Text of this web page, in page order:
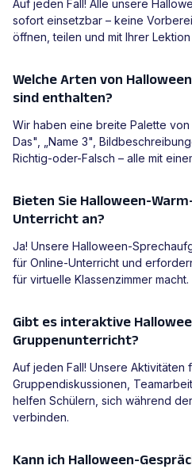
Auf jeden Fall! Alle unsere
sofort einsetzbar – keine
öffnen, teilen und mit Ihrer
Welche Arten von
sind enthalten?
Wir haben eine breite Palette
Das", „Name 3",
Richtig-oder-Falsch – alle mit
Bieten Sie Halloween-
Unterricht an?
Ja! Unsere Halloween-
für Online-Unterricht und
für virtuelle Klassenzimmer macht.
Gibt es interaktive
Gruppenunterricht?
Auf jeden Fall! Unsere Aktivitäten
Gruppendiskussionen,
helfen Schülern, sich während
verbinden.
Kann ich Halloween-